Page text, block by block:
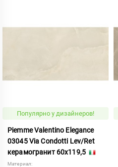
Популярно у дизайнеров!
Piemme Valentino Elegance
03045 Via Condotti Lev/Ret
керамогранит 60x119,5
Материал: